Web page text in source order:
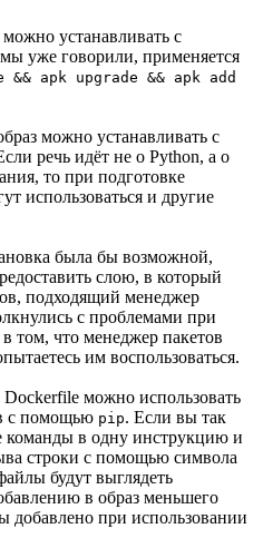
устанавливать с
уже говорили, применяется
&& apk upgrade && apk add
можно устанавливать с
речь идёт не о Python, а о
то при подготовке
использоваться и другие
была бы возможной,
слою, в который
подходящий менеджер
с проблемами при
в том, что менеджер пакетов
им воспользоваться.
Dockerfile можно использовать
с помощью pip. Если вы так
команды в одну инструкцию и
строки с помощью символа
будут выглядеть
в образ меньшего
добавлено при использовании